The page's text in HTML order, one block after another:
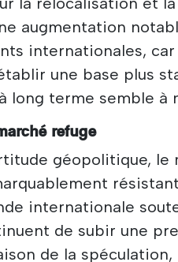
augmentation
internationales,
une base plus
long terme semble à
refuge
géopolitique, le
internationale
de subir une
de la